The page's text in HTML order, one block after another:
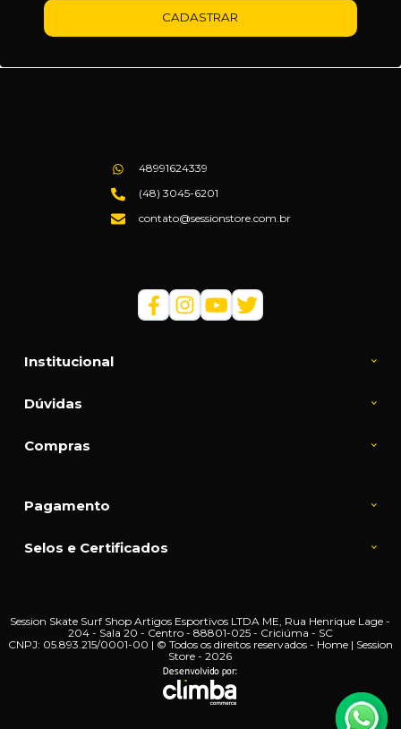
CADASTRAR
Institucional
Dúvidas
Compras
48991624339
(48) 3045-6201
contato@sessionstore.com.br
Pagamento
Selos e Certificados
Session Skate Surf Shop Artigos Esportivos LTDA ME, Rua Henrique Lage -
204 - Sala 20 - Centro - 88801-025 - Criciúma - SC
CNPJ: 05.893.215/0001-00 | © Todos os direitos reservados - Home | Session
Store - 2026